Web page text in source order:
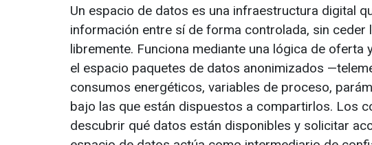
Un espacio de datos es una infraestructura digital
información entre sí de forma controlada, sin
libremente. Funciona mediante una lógica de
el espacio paquetes de datos anonimizados
consumos energéticos, variables de proceso,
bajo las que están dispuestos a compartirlos. Los
descubrir qué datos están disponibles y solicitar